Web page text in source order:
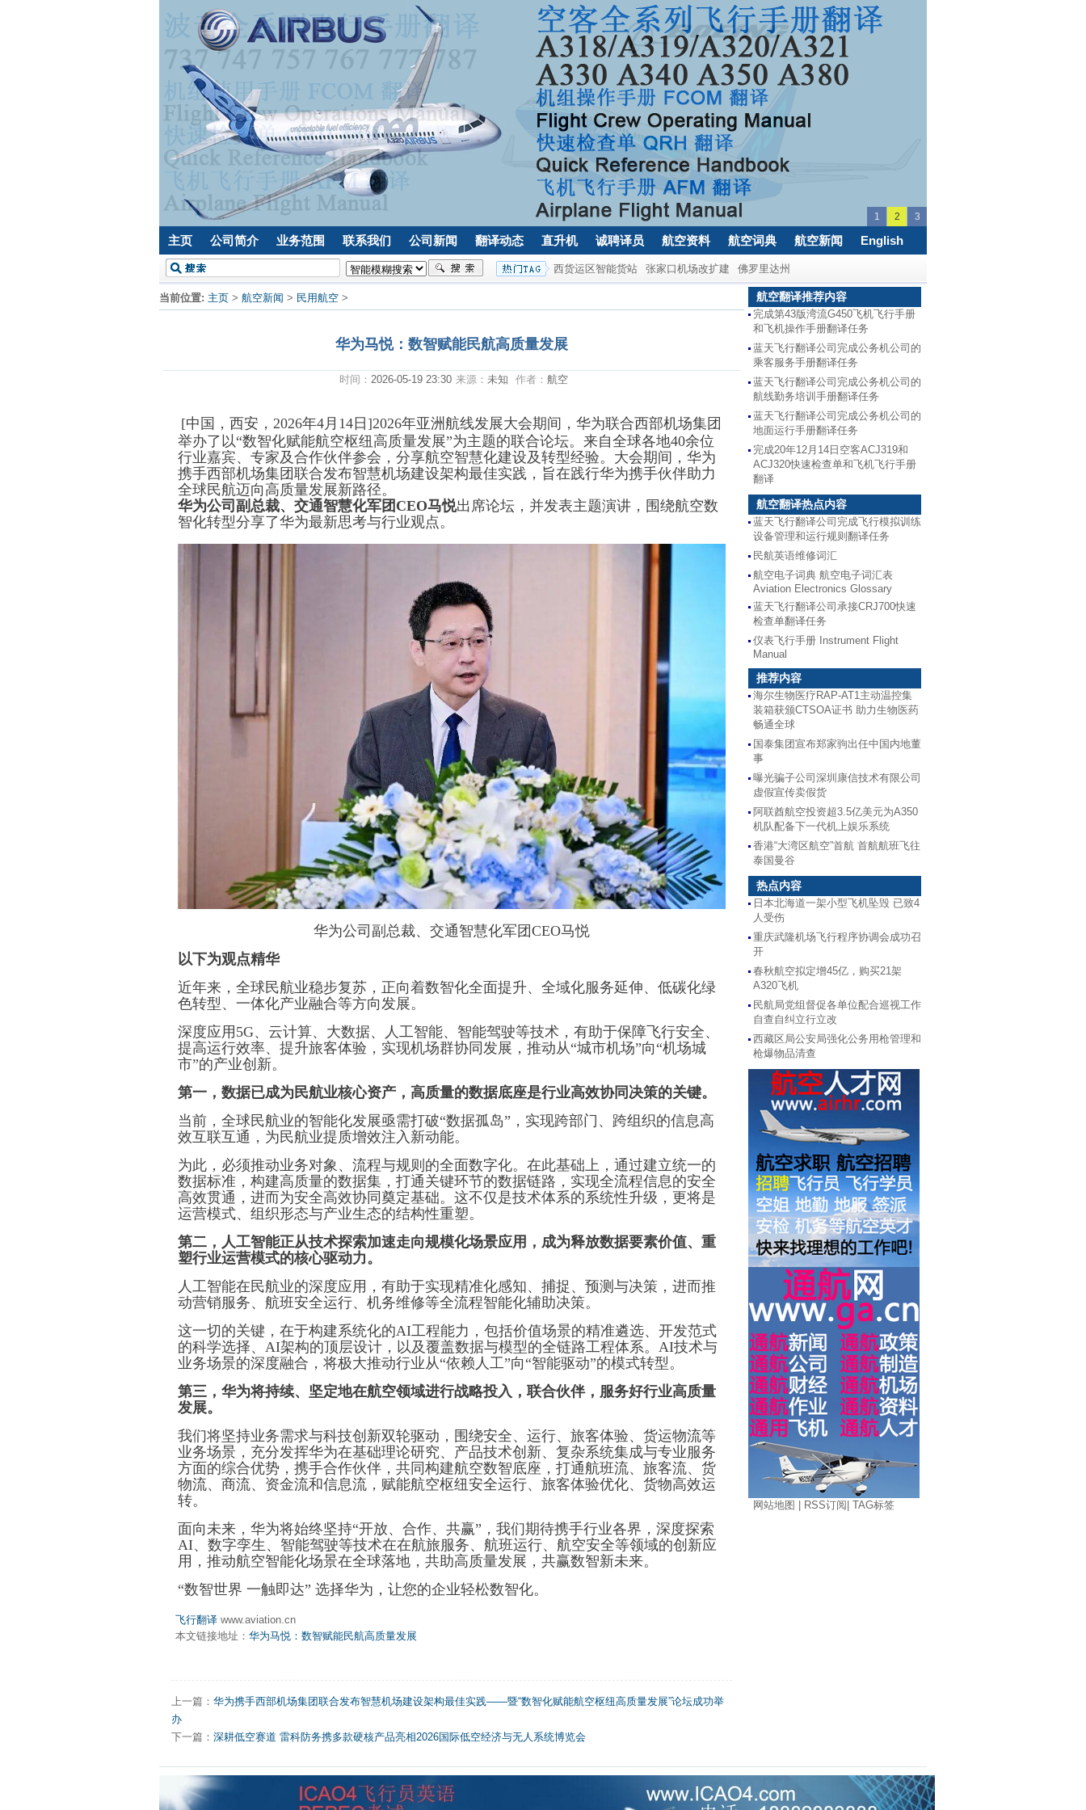
1 2 3
主页 公司简介 业务范围 联系我们 公司新闻 翻译动态 直升机 诚聘译员 航空资料 航空词典 航空新闻 English
西货运区智能货站 张家口机场改扩建 佛罗里达州
当前位置: 主页 > 航空新闻 > 民用航空 >
华为马悦：数智赋能民航高质量发展
时间： 2026-05-19 23:30 来源： 未知 作者： 航空
[中国，西安，2026年4月14日]2026年亚洲航线发展大会期间，华为联合西部机场集团
举办了以“数智化赋能航空枢纽高质量发展”为主题的联合论坛。来自全球各地40余位
行业嘉宾、专家及合作伙伴参会，分享航空智慧化建设及转型经验。大会期间，华为
携手西部机场集团联合发布智慧机场建设架构最佳实践，旨在践行华为携手伙伴助力
全球民航迈向高质量发展新路径。
华为公司副总裁、交通智慧化军团CEO马悦出席论坛，并发表主题演讲，围绕航空数
智化转型分享了华为最新思考与行业观点。
华为公司副总裁、交通智慧化军团CEO马悦
以下为观点精华
近年来，全球民航业稳步复苏，正向着数智化全面提升、全域化服务延伸、低碳化绿
色转型、一体化产业融合等方向发展。
深度应用5G、云计算、大数据、人工智能、智能驾驶等技术，有助于保障飞行安全、
提高运行效率、提升旅客体验，实现机场群协同发展，推动从“城市机场”向“机场城
市”的产业创新。
第一，数据已成为民航业核心资产，高质量的数据底座是行业高效协同决策的关键。
当前，全球民航业的智能化发展亟需打破“数据孤岛”，实现跨部门、跨组织的信息高
效互联互通，为民航业提质增效注入新动能。
为此，必须推动业务对象、流程与规则的全面数字化。在此基础上，通过建立统一的
数据标准，构建高质量的数据集，打通关键环节的数据链路，实现全流程信息的安全
高效贯通，进而为安全高效协同奠定基础。这不仅是技术体系的系统性升级，更将是
运营模式、组织形态与产业生态的结构性重塑。
第二，人工智能正从技术探索加速走向规模化场景应用，成为释放数据要素价值、重
塑行业运营模式的核心驱动力。
人工智能在民航业的深度应用，有助于实现精准化感知、捕捉、预测与决策，进而推
动营销服务、航班安全运行、机务维修等全流程智能化辅助决策。
这一切的关键，在于构建系统化的AI工程能力，包括价值场景的精准遴选、开发范式
的科学选择、AI架构的顶层设计，以及覆盖数据与模型的全链路工程体系。AI技术与
业务场景的深度融合，将极大推动行业从“依赖人工”向“智能驱动”的模式转型。
第三，华为将持续、坚定地在航空领域进行战略投入，联合伙伴，服务好行业高质量
发展。
我们将坚持业务需求与科技创新双轮驱动，围绕安全、运行、旅客体验、货运物流等
业务场景，充分发挥华为在基础理论研究、产品技术创新、复杂系统集成与专业服务
方面的综合优势，携手合作伙伴，共同构建航空数智底座，打通航班流、旅客流、货
物流、商流、资金流和信息流，赋能航空枢纽安全运行、旅客体验优化、货物高效运
转。
面向未来，华为将始终坚持“开放、合作、共赢”，我们期待携手行业各界，深度探索
AI、数字孪生、智能驾驶等技术在在航旅服务、航班运行、航空安全等领域的创新应
用，推动航空智能化场景在全球落地，共助高质量发展，共赢数智新未来。
“数智世界 一触即达” 选择华为，让您的企业轻松数智化。
飞行翻译 www.aviation.cn
本文链接地址： 华为马悦：数智赋能民航高质量发展
上一篇： 华为携手西部机场集团联合发布智慧机场建设架构最佳实践——暨“数智化赋能航空枢纽高质量发展”论坛成功举
办
下一篇： 深耕低空赛道 雷科防务携多款硬核产品亮相2026国际低空经济与无人系统博览会
航空翻译推荐内容
完成第43版湾流G450飞机飞行手册
和飞机操作手册翻译任务
蓝天飞行翻译公司完成公务机公司的
乘客服务手册翻译任务
蓝天飞行翻译公司完成公务机公司的
航线勤务培训手册翻译任务
蓝天飞行翻译公司完成公务机公司的
地面运行手册翻译任务
完成20年12月14日空客ACJ319和
ACJ320快速检查单和飞机飞行手册
翻译
航空翻译热点内容
蓝天飞行翻译公司完成飞行模拟训练
设备管理和运行规则翻译任务
民航英语维修词汇
航空电子词典 航空电子词汇表
Aviation Electronics Glossary
蓝天飞行翻译公司承接CRJ700快速
检查单翻译任务
仪表飞行手册 Instrument Flight
Manual
推荐内容
海尔生物医疗RAP-AT1主动温控集
装箱获颁CTSOA证书 助力生物医药
畅通全球
国泰集团宣布郑家驹出任中国内地董
事
曝光骗子公司深圳康信技术有限公司
虚假宣传卖假货
阿联酋航空投资超3.5亿美元为A350
机队配备下一代机上娱乐系统
香港“大湾区航空”首航 首航航班飞往
泰国曼谷
热点内容
日本北海道一架小型飞机坠毁 已致4
人受伤
重庆武隆机场飞行程序协调会成功召
开
春秋航空拟定增45亿，购买21架
A320飞机
民航局党组督促各单位配合巡视工作
自查自纠立行立改
西藏区局公安局强化公务用枪管理和
枪爆物品清查
网站地图 RSS订阅 TAG标签